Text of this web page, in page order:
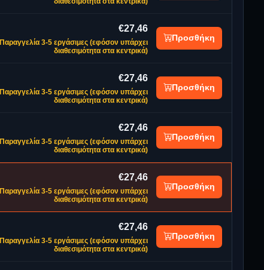
€27,46
Παραγγελία 3-5 εργάσιμες (εφόσον υπάρχει
διαθεσιμότητα στα κεντρικά)
Προσθήκη
€27,46
Παραγγελία 3-5 εργάσιμες (εφόσον υπάρχει
διαθεσιμότητα στα κεντρικά)
Προσθήκη
€27,46
Παραγγελία 3-5 εργάσιμες (εφόσον υπάρχει
διαθεσιμότητα στα κεντρικά)
Προσθήκη
€27,46
Παραγγελία 3-5 εργάσιμες (εφόσον υπάρχει
διαθεσιμότητα στα κεντρικά)
Προσθήκη
€27,46
Παραγγελία 3-5 εργάσιμες (εφόσον υπάρχει
διαθεσιμότητα στα κεντρικά)
Προσθήκη